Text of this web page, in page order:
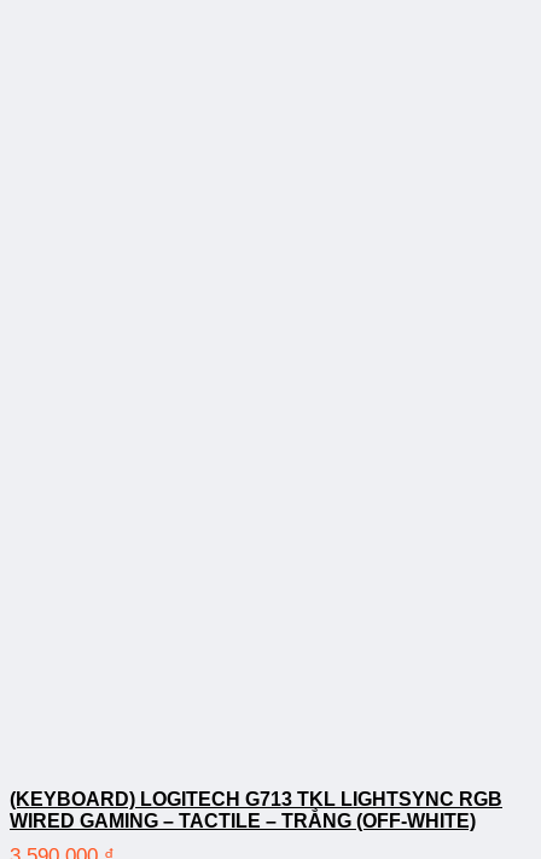
(KEYBOARD) LOGITECH G713 TKL LIGHTSYNC RGB
WIRED GAMING – TACTILE – TRẮNG (OFF-WHITE)